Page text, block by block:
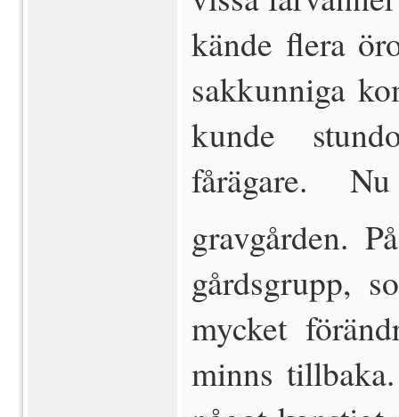
kände flera
sakkunniga
kunde
fårägare. 
gravgården.
gårdsgrupp,
mycket
minns